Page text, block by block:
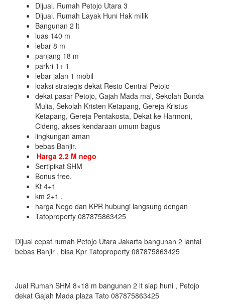
Dijual. Rumah Petojo Utara 3
Dijual. Rumah Layak Huni Hak milik
Bangunan 2 lt
luas 140 m
lebar 8 m
panjang 18 m
parkri 1+ 1
lebar jalan 1 mobil
loaksi strategis dekat Resto Central Petojo
dekat pasar Petojo, Gajah Mada mal, Sekolah Bunda
Mulia, Sekolah Kristen Ketapang, Gereja Kristus
Ketapang, Gereja Pentakosta, Dekat ke Harmoni,
Cideng, akses kendaraan umum bagus
lingkungan aman
bebas Banjir.
Harga 2.2 M nego
Sertipikat SHM
Bonus free.
Kt 4+1
km 2+1 ,
harga Nego dan KPR hubungi langsung dengan
Tatoproperty 087875863425
Dijual cepat rumah Petojo Utara Jakarta bangunan 2 lantai
bebas Banjir , bisa Kpr Tatoproperty 087875863425
Jual Rumah SHM 8×18 m bangunan 2 lt siap huni , Petojo
dekat Gajah Mada plaza Tato 087875863425